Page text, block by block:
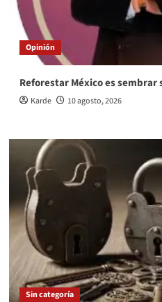
Opinión
Reforestar México es sembrar
Karde 10 agosto, 2026
Sin categoría